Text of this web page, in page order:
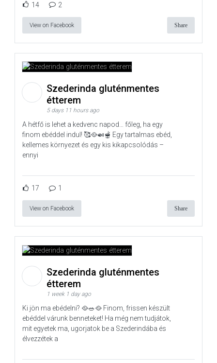
14 2
View on Facebook Share
Szederinda gluténmentes
étterem
5 days 11 hours ago
A hétfő is lehet a kedvenc napod… főleg, ha egy
finom ebéddel indul! 🥰🥘🍛🫕 Egy tartalmas ebéd,
kellemes környezet és egy kis kikapcsolódás –
ennyi
17 1
View on Facebook Share
Szederinda gluténmentes
étterem
1 week 1 day ago
Ki jön ma ebédelni? 🥘🥗🥘 Finom, frissen készült
ebéddel várunk benneteket! Ha még nem tudjátok,
mit egyetek ma, ugorjatok be a Szederindába és
élvezzétek a